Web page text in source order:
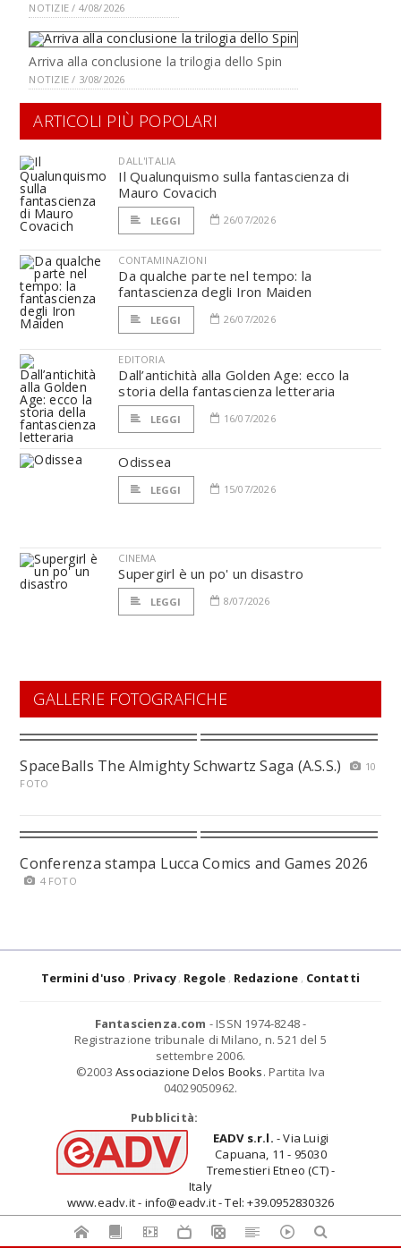
NOTIZIE / 4/08/2026
Arriva alla conclusione la trilogia dello Spin
NOTIZIE / 3/08/2026
ARTICOLI PIÙ POPOLARI
DALL'ITALIA
Il Qualunquismo sulla fantascienza di
Mauro Covacich
LEGGI 26/07/2026
CONTAMINAZIONI
Da qualche parte nel tempo: la
fantascienza degli Iron Maiden
LEGGI 26/07/2026
EDITORIA
Dall’antichità alla Golden Age: ecco la
storia della fantascienza letteraria
LEGGI 16/07/2026
Odissea
LEGGI 15/07/2026
CINEMA
Supergirl è un po' un disastro
LEGGI 8/07/2026
GALLERIE FOTOGRAFICHE
SpaceBalls The Almighty Schwartz Saga (A.S.S.)
10
FOTO
Conferenza stampa Lucca Comics and Games 2026
4 FOTO
Termini d'uso Privacy Regole Redazione Contatti
Fantascienza.com - ISSN 1974-8248 -
Registrazione tribunale di Milano, n. 521 del 5
settembre 2006.
©2003 Associazione Delos Books. Partita Iva
04029050962.
Pubblicità:
EADV s.r.l. - Via Luigi
Capuana, 11 - 95030
Tremestieri Etneo (CT) -
Italy
www.eadv.it - info@eadv.it - Tel: +39.0952830326